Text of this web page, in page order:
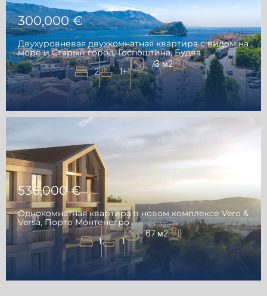
300,000 €
Двухуровневая двухкомнатная квартира с видом на
море и Старый город, Госпоштина, Будва
2 1+1
73 м2
536,000 €
Однокомнатная квартира в новом комплексе Vero &
Versa, Порто Монтенегро
1 1
67 м2